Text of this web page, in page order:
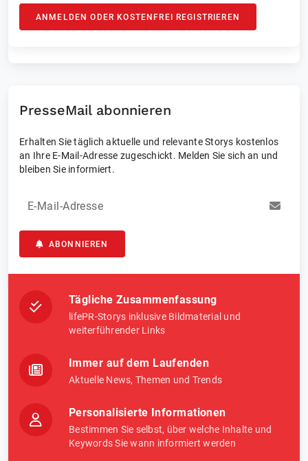
ANMELDEN ODER KOSTENFREI REGISTRIEREN
PresseMail abonnieren
Erhalten Sie täglich aktuelle und relevante Storys kostenlos
an Ihre E-Mail-Adresse zugeschickt. Melden Sie sich an und
bleiben Sie informiert.
E-Mail-Adresse
ABONNIEREN
Tägliche Zusammenfassung
lifePR-Storys inklusive Bildmaterial und
weiterführender Links
Immer auf dem Laufenden
Aktuelle News, Themen und Trends
Personalisierte Informationen
Bestimmen Sie selbst, über welche Inhalte und
Keywords Sie wann informiert werden